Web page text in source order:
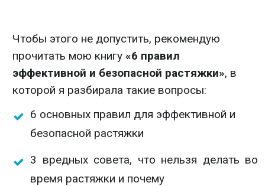
Чтобы этого не допустить, рекомендую
прочитать мою книгу «6 правил
эффективной и безопасной растяжки», в
которой я разбирала такие вопросы:
6 основных правил для эффективной и
безопасной растяжки
3 вредных совета, что нельзя делать во
время растяжки и почему